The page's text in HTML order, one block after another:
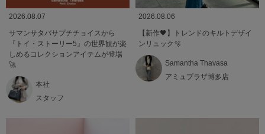
2026.08.07
サマンサタバサプチチョイスから
『トイ・ストーリー5』の世界観が楽
しめるコレクションアイテムが登場
🚀
本社
スタッフ
2026.08.06
【新作🖤】トレンドのキルトデザイ
ンリュック🫧
Samantha Thavasa
アミュプラザ博多店